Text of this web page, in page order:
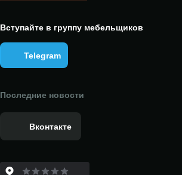
Вступайте в группу мебельщиков
Telegram
Последние новости
Вконтакте